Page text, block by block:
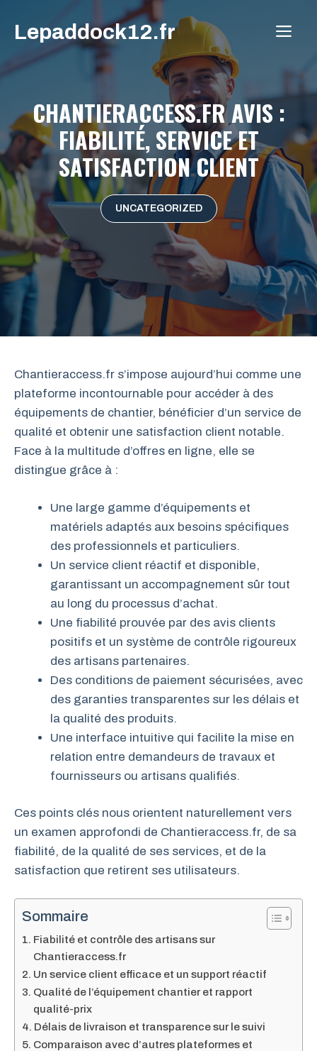
contenu
Lepaddock12.fr
CHANTIERACCESS.FR AVIS :
FIABILITÉ, SERVICE ET
SATISFACTION CLIENT
UNCATEGORIZED
Chantieraccess.fr s’impose aujourd’hui comme une
plateforme incontournable pour accéder à des
équipements de chantier, bénéficier d’un service de
qualité et obtenir une satisfaction client notable.
Face à la multitude d’offres en ligne, elle se
distingue grâce à :
Une large gamme d’équipements et
matériels adaptés aux besoins spécifiques
des professionnels et particuliers.
Un service client réactif et disponible,
garantissant un accompagnement sûr tout
au long du processus d’achat.
Une fiabilité prouvée par des avis clients
positifs et un système de contrôle rigoureux
des artisans partenaires.
Des conditions de paiement sécurisées, avec
des garanties transparentes sur les délais et
la qualité des produits.
Une interface intuitive qui facilite la mise en
relation entre demandeurs de travaux et
fournisseurs ou artisans qualifiés.
Ces points clés nous orientent naturellement vers
un examen approfondi de Chantieraccess.fr, de sa
fiabilité, de la qualité de ses services, et de la
satisfaction que retirent ses utilisateurs.
Sommaire
Fiabilité et contrôle des artisans sur
Chantieraccess.fr
Un service client efficace et un support réactif
Qualité de l’équipement chantier et rapport
qualité-prix
Délais de livraison et transparence sur le suivi
Comparaison avec d’autres plateformes et